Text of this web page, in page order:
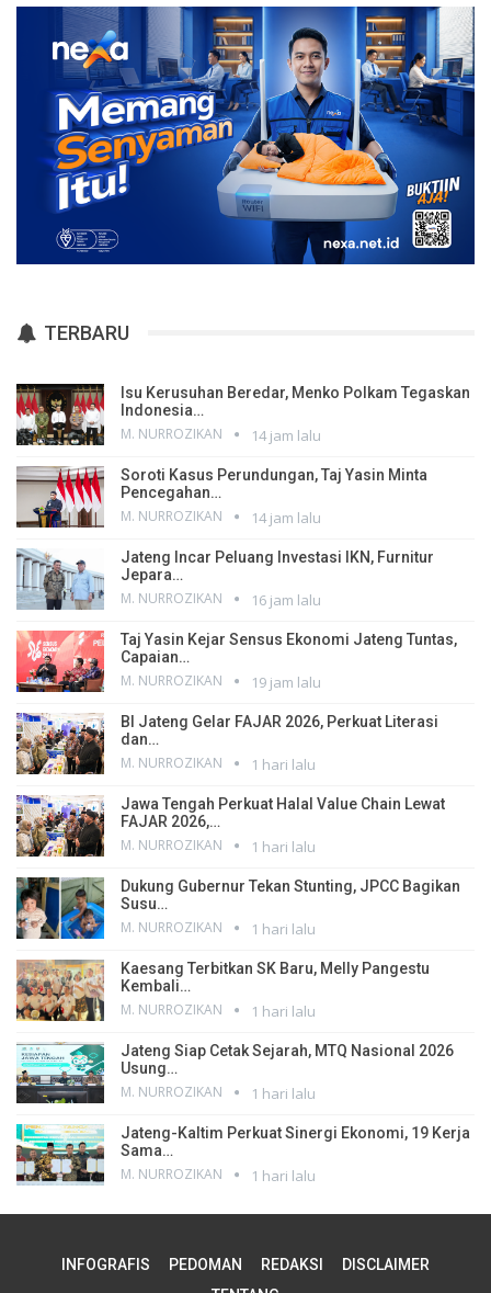
TERBARU
Isu Kerusuhan Beredar, Menko Polkam Tegaskan
Indonesia…
M. NURROZIKAN 14 jam lalu
Soroti Kasus Perundungan, Taj Yasin Minta
Pencegahan…
M. NURROZIKAN 14 jam lalu
Jateng Incar Peluang Investasi IKN, Furnitur
Jepara…
M. NURROZIKAN 16 jam lalu
Taj Yasin Kejar Sensus Ekonomi Jateng Tuntas,
Capaian…
M. NURROZIKAN 19 jam lalu
BI Jateng Gelar FAJAR 2026, Perkuat Literasi
dan…
M. NURROZIKAN 1 hari lalu
Jawa Tengah Perkuat Halal Value Chain Lewat
FAJAR 2026,…
M. NURROZIKAN 1 hari lalu
Dukung Gubernur Tekan Stunting, JPCC Bagikan
Susu…
M. NURROZIKAN 1 hari lalu
Kaesang Terbitkan SK Baru, Melly Pangestu
Kembali…
M. NURROZIKAN 1 hari lalu
Jateng Siap Cetak Sejarah, MTQ Nasional 2026
Usung…
M. NURROZIKAN 1 hari lalu
Jateng-Kaltim Perkuat Sinergi Ekonomi, 19 Kerja
Sama…
M. NURROZIKAN 1 hari lalu
INFOGRAFIS PEDOMAN REDAKSI
DISCLAIMER